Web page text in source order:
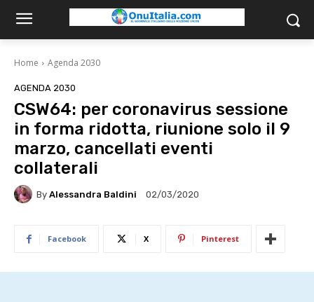
Home Agenda 2030
AGENDA 2030
CSW64: per coronavirus sessione
in forma ridotta, riunione solo il 9
marzo, cancellati eventi
collaterali
By Alessandra Baldini 02/03/2020
Facebook X Pinterest